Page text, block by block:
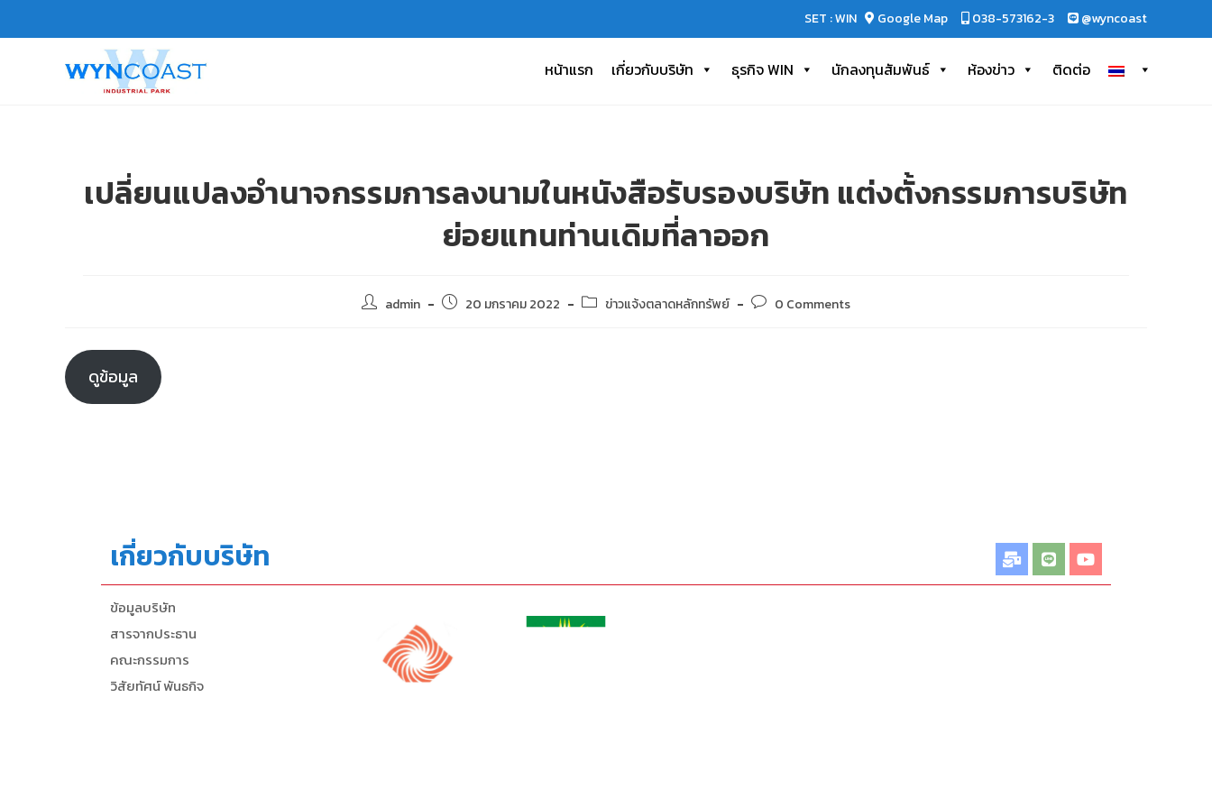
SET : WIN Google Map 038-573162-3 @wyncoast
หน้าแรก เกี่ยวกับบริษัท ธุรกิจ WIN นักลงทุนสัมพันธ์ ห้องข่าว ติดต่อ
เปลี่ยนแปลงอำนาจกรรมการลงนามในหนังสือรับรองบริษัท แต่งตั้งกรรมการบริษัท
ย่อยแทนท่านเดิมที่ลาออก
admin 20 มกราคม 2022 ข่าวแจ้งตลาดหลักทรัพย์ 0 Comments
ดูข้อมูล
เกี่ยวกับบริษัท
ข้อมูลบริษัท
สารจากประธาน
คณะกรรมการ
วิสัยทัศน์ พันธกิจ